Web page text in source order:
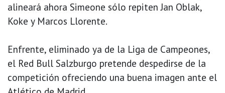
alineará ahora Simeone sólo repiten Jan Oblak,
Koke y Marcos Llorente.
Enfrente, eliminado ya de la Liga de Campeones,
el Red Bull Salzburgo pretende despedirse de la
competición ofreciendo una buena imagen ante el